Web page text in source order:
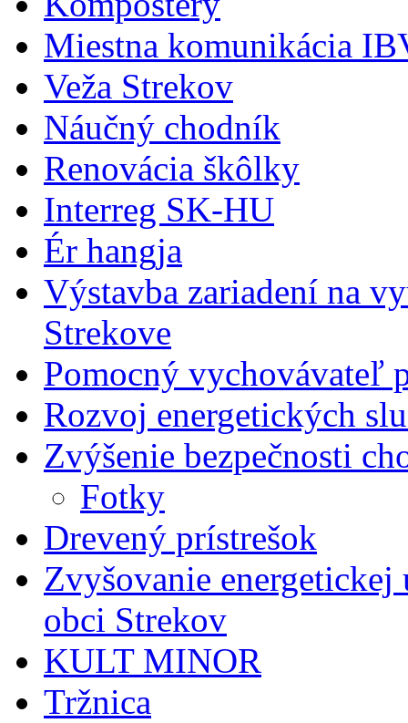
Miestna komunikácia
Veža Strekov
Náučný chodník
Renovácia škôlky
Interreg SK-HU
Ér hangja
Výstavba zariadení na
Strekove
Pomocný vychovávateľ
Rozvoj energetických
Zvýšenie bezpečnosti
Fotky
Drevený prístrešok
Zvyšovanie
obci Strekov
KULT MINOR
Tržnica